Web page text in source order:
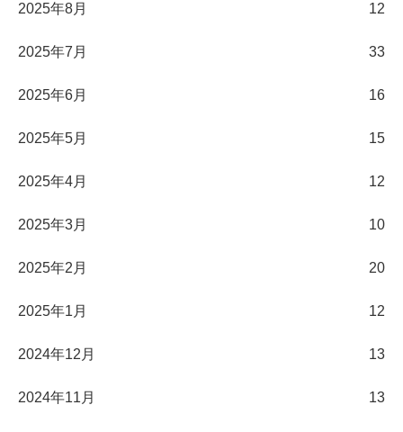
2025年8月 12
2025年7月 33
2025年6月 16
2025年5月 15
2025年4月 12
2025年3月 10
2025年2月 20
2025年1月 12
2024年12月 13
2024年11月 13